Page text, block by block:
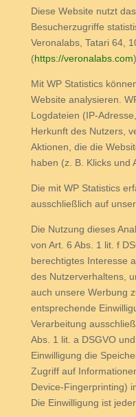
Diese Website nutzt
Besucherzugriffe
Veronalabs, Tatari 64,
(https://veronalabs.com).
Mit WP Statistics
Website analysieren.
Logdateien (IP-
Herkunft des Nutzers,
Aktionen, die die
haben (z. B. Klicks und
Die mit WP Statistics
ausschließlich auf
Die Nutzung dieses
von Art. 6 Abs. 1 lit. f
berechtigtes Interesse
des Nutzerverhaltens,
auch unsere Werbung
entsprechende
Verarbeitung
Abs. 1 lit. a DSGVO
Einwilligung die
Zugriff auf
Device-Fingerprinting)
Die Einwilligung ist